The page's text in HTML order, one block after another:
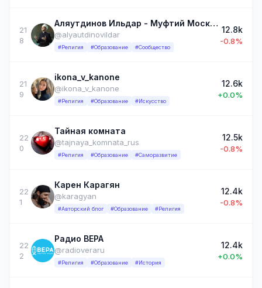
21
8
Аляутдинов Ильдар - Муфтий Москвы
@alyautdinovildar
#Религия #Образование #Сообщество
12.8k
-0.8%
21
9
ikona_v_kanone
@ikona_v_kanone
#Религия #Образование #Искусство
12.6k
+0.0%
22
0
Тайная комната
@tajnaya_komnata_rus
#Религия #Образование #Саморазвитие
12.5k
-0.8%
22
1
Карен Карагян
@karagyan
#Авторский блог #Образование #Религия
12.4k
-0.8%
22
2
Радио ВЕРА
@radioveraru
#Религия #Образование #История
12.4k
+0.0%